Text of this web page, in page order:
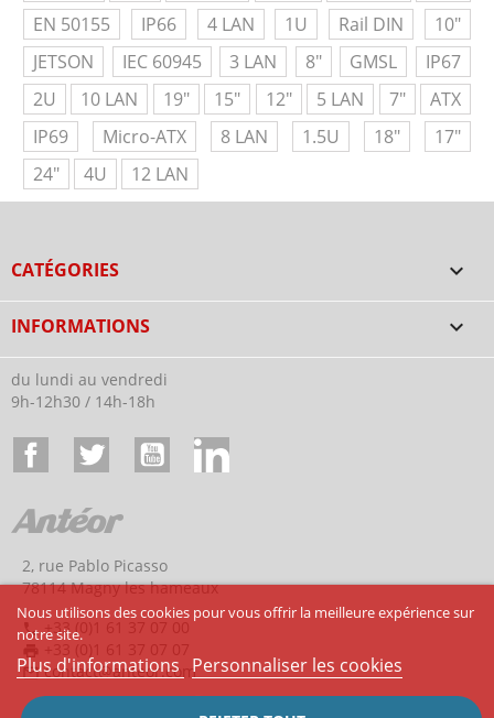
EN 50155
IP66 4 LAN 1U Rail DIN
10"
JETSON
IEC 60945 3 LAN 8" GMSL
IP67
2U
10 LAN 19" 15" 12" 5 LAN 7"
ATX
IP69
Micro-ATX 8 LAN 1.5U 18"
17"
24"
4U 12 LAN
CATÉGORIES 
INFORMATIONS 
du lundi au vendredi
9h-12h30 / 14h-18h
Facebook Twitter YouTube
2, rue Pablo Picasso
78114 Magny les hameaux
phone +33 (0)1 61 37 07 00
print +33 (0)1 61 37 07 07
mail_outline contact@anteor.com
Nous utilisons des cookies pour vous offrir la meilleure expérience sur
notre site.
Plus d'informations Personnaliser les cookies